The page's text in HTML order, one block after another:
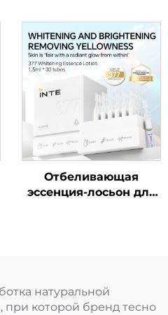
Отбеливающая
эссенция-лосьон для
натуральной
при которой бренд тесно